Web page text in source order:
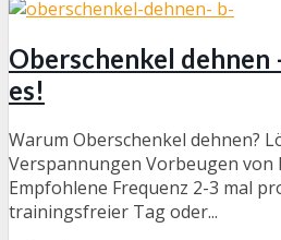
Oberschenkel
es!
Warum Oberschenkel dehnen?
Verspannungen Vorbeugen von
Empfohlene Frequenz 2-3 mal
trainingsfreier Tag oder...